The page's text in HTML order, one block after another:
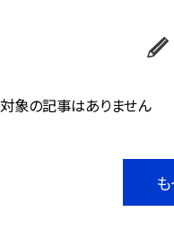
対象の記事はありません